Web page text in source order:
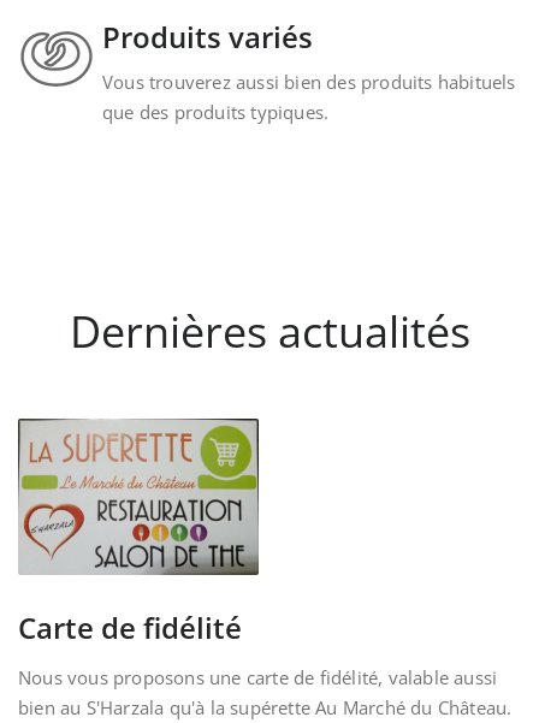
Produits variés
Vous trouverez aussi bien des produits habituels
que des produits typiques.
Dernières actualités
Carte de fidélité
Nous vous proposons une carte de fidélité, valable aussi
bien au S'Harzala qu'à la supérette Au Marché du Château.